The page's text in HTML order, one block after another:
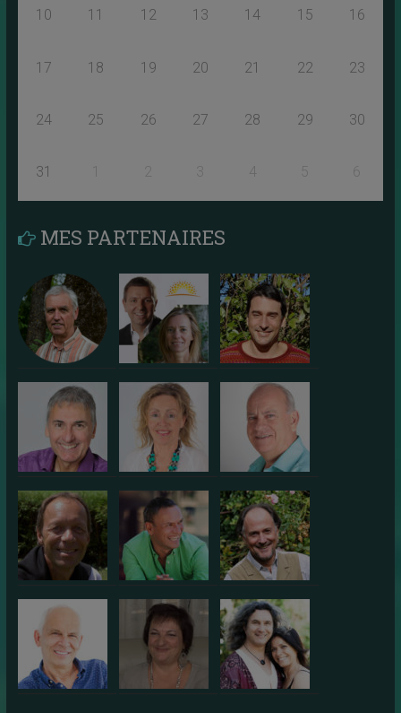
10 11 12 13 14 15 16
17 18 19 20 21 22 23
24 25 26 27 28 29 30
31 2 3 5 6
MES PARTENAIRES